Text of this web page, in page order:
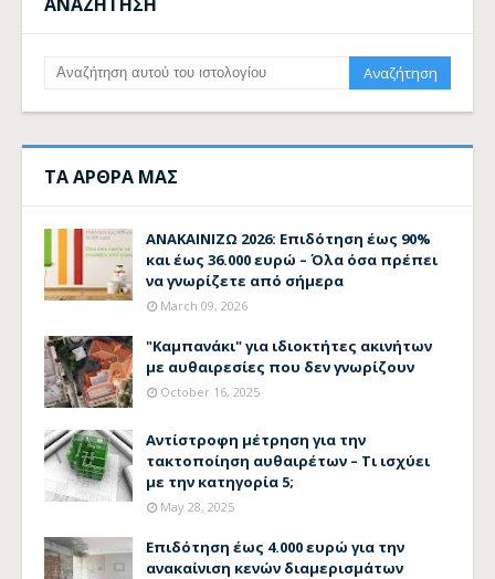
ΤΑ ΑΡΘΡΑ ΜΑΣ
ΑΝΑΚΑΙΝΙΖΩ 2026: Επιδότηση έως 90%
και έως 36.000 ευρώ – Όλα όσα πρέπει
να γνωρίζετε από σήμερα
March 09, 2026
"Καμπανάκι" για ιδιοκτήτες ακινήτων
με αυθαιρεσίες που δεν γνωρίζουν
October 16, 2025
Αντίστροφη μέτρηση για την
τακτοποίηση αυθαιρέτων – Τι ισχύει
με την κατηγορία 5;
May 28, 2025
Επιδότηση έως 4.000 ευρώ για την
ανακαίνιση κενών διαμερισμάτων